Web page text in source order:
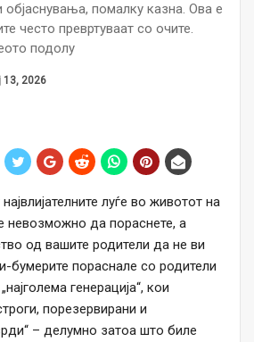
објаснувања, помалку казна. Ова е
често превртуваат со очите.
подолу
13, 2026
луѓе во животот на
невозможно да пораснете, а
од вашите родители да не ви
бумерите пораснале со родители
генерација“, кои
порезервирани и
– делумно затоа што биле